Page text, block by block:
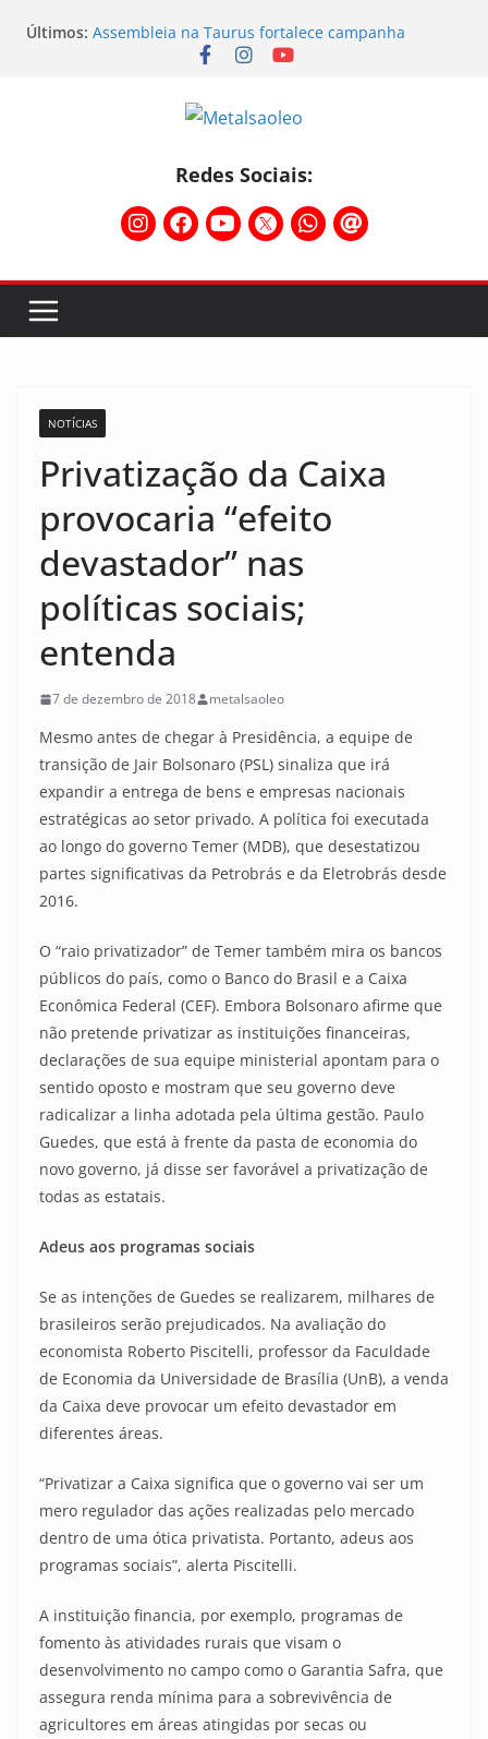
Últimos: Assembleia na Taurus fortalece campanha
salarial e mostra a força da categoria que exige
Nota de repúdio
Conselho Diretivo da CNM/CUT debate indústria e
Temporal destelha Ginásio Bigornão
Assembleia na Taurus – Campanha salarial
2026/2027
Redes Sociais:
NOTÍCIAS
Privatização da Caixa
provocaria “efeito
devastador” nas
políticas sociais;
entenda
7 de dezembro de 2018 metalsaoleo
Mesmo antes de chegar à Presidência, a equipe de
transição de Jair Bolsonaro (PSL) sinaliza que irá
expandir a entrega de bens e empresas nacionais
estratégicas ao setor privado. A política foi executada
ao longo do governo Temer (MDB), que desestatizou
partes significativas da Petrobrás e da Eletrobrás desde
2016.
O “raio privatizador” de Temer também mira os bancos
públicos do país, como o Banco do Brasil e a Caixa
Econômica Federal (CEF). Embora Bolsonaro afirme que
não pretende privatizar as instituições financeiras,
declarações de sua equipe ministerial apontam para o
sentido oposto e mostram que seu governo deve
radicalizar a linha adotada pela última gestão. Paulo
Guedes, que está à frente da pasta de economia do
novo governo, já disse ser favorável a privatização de
todas as estatais.
Adeus aos programas sociais
Se as intenções de Guedes se realizarem, milhares de
brasileiros serão prejudicados. Na avaliação do
economista Roberto Piscitelli, professor da Faculdade
de Economia da Universidade de Brasília (UnB), a venda
da Caixa deve provocar um efeito devastador em
diferentes áreas.
“Privatizar a Caixa significa que o governo vai ser um
mero regulador das ações realizadas pelo mercado
dentro de uma ótica privatista. Portanto, adeus aos
programas sociais”, alerta Piscitelli.
A instituição financia, por exemplo, programas de
fomento às atividades rurais que visam o
desenvolvimento no campo como o Garantia Safra, que
assegura renda mínima para a sobrevivência de
agricultores em áreas atingidas por secas ou